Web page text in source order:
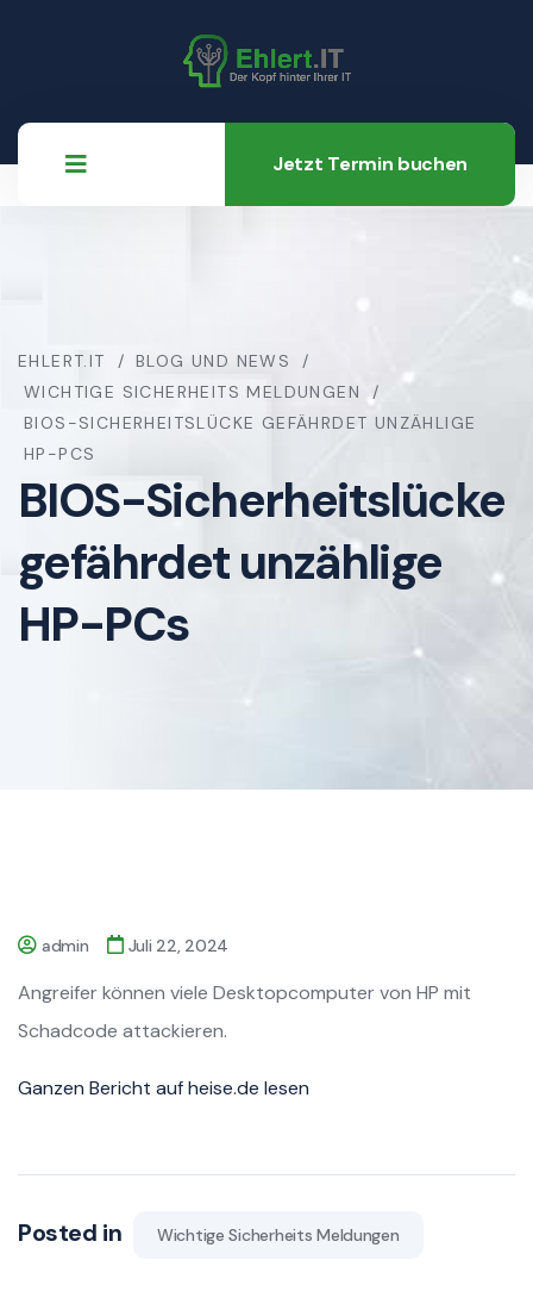
Jetzt Termin buchen
EHLERT.IT
BLOG UND NEWS
WICHTIGE SICHERHEITS MELDUNGEN
BIOS-SICHERHEITSLÜCKE GEFÄHRDET UNZÄHLIGE
HP-PCS
BIOS-Sicherheitslücke
gefährdet unzählige
HP-PCs
admin Juli 22, 2024
Angreifer können viele Desktopcomputer von HP mit
Schadcode attackieren.
Ganzen Bericht auf heise.de lesen
Posted in Wichtige Sicherheits Meldungen